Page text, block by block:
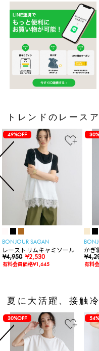
トレンドのレース
49%OFF
BONJOUR SAGAN
レーストリムキャミソール
¥4,950 ¥2,530
有料会員価格¥1,645
かぎ
ェ
有料
夏に大活躍、接触
30%OFF